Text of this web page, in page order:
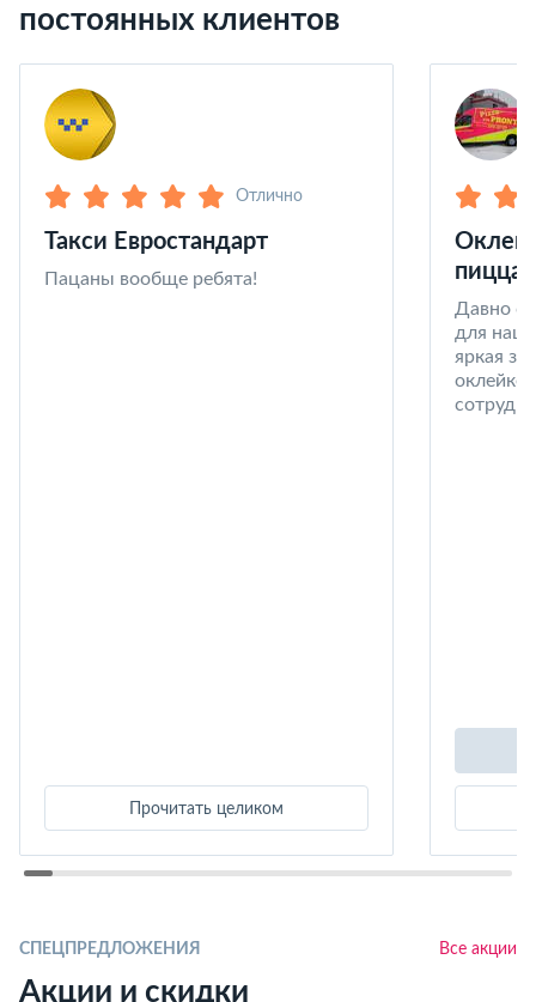
постоянных клиентов
Отлично
Такси Евростандарт
Пацаны вообще ребята!
Прочитать целиком
пицца
Давно
для
яркая
оклейке
СПЕЦПРЕДЛОЖЕНИЯ Все акции
Акции и скидки